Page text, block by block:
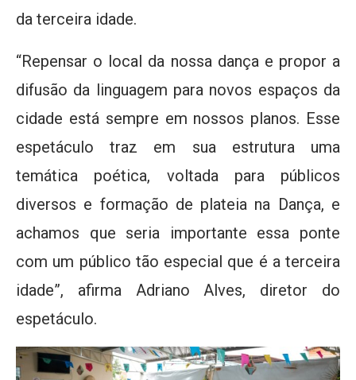
da terceira idade.
“Repensar o local da nossa dança e propor a
difusão da linguagem para novos espaços da
cidade está sempre em nossos planos. Esse
espetáculo traz em sua estrutura uma
temática poética, voltada para públicos
diversos e formação de plateia na Dança, e
achamos que seria importante essa ponte
com um público tão especial que é a terceira
idade”, afirma Adriano Alves, diretor do
espetáculo.